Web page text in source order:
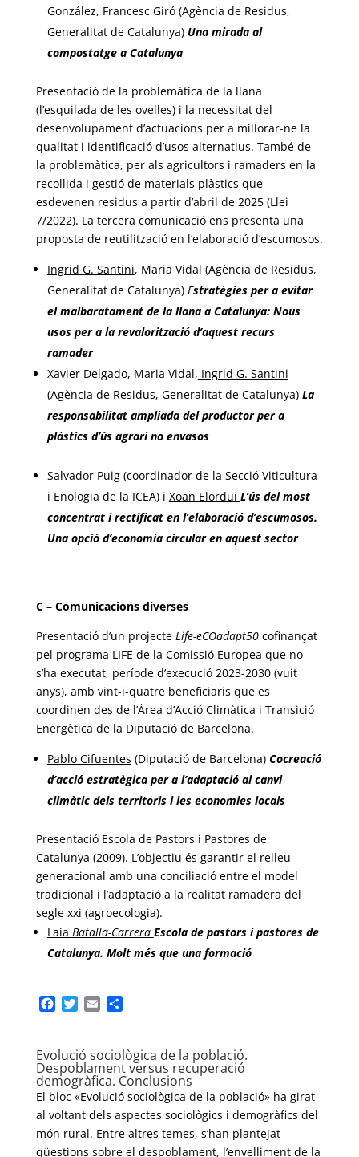
González, Francesc Giró (Agència de Residus,
Generalitat de Catalunya) Una mirada al
compostatge a Catalunya
Presentació de la problemàtica de la llana
(l’esquilada de les ovelles) i la necessitat del
desenvolupament d’actuacions per a millorar-ne la
qualitat i identificació d’usos alternatius. També de
la problemàtica, per als agricultors i ramaders en la
recollida i gestió de materials plàstics que
esdevenen residus a partir d’abril de 2025 (Llei
7/2022). La tercera comunicació ens presenta una
proposta de reutilització en l’elaboració d’escumosos.
Ingrid G. Santini, Maria Vidal (Agència de Residus,
Generalitat de Catalunya) Estratègies per a evitar
el malbaratament de la llana a Catalunya: Nous
usos per a la revalorització d’aquest recurs
ramader
Xavier Delgado, Maria Vidal, Ingrid G. Santini
(Agència de Residus, Generalitat de Catalunya) La
responsabilitat ampliada del productor per a
plàstics d’ús agrari no envasos
Salvador Puig(coordinador de la Secció Viticultura
i Enologia de la ICEA) i Xoan Elordui L’ús del most
concentrat i rectificat en l’elaboració d’escumosos.
Una opció d’economia circular en aquest sector
C – Comunicacions diverses
Presentació d’un projecte Life-eCOadapt50cofinançat
pel programa LIFE de la Comissió Europea que no
s’ha executat, període d’execució 2023-2030 (vuit
anys), amb vint-i-quatre beneficiaris que es
coordinen des de l’Àrea d’Acció Climàtica i Transició
Energètica de la Diputació de Barcelona.
Pablo Cifuentes (Diputació de Barcelona) Cocreació
d’acció estratègica per a l’adaptació al canvi
climàtic dels territoris i les economies locals
Presentació Escola de Pastors i Pastores de
Catalunya (2009). L’objectiu és garantir el relleu
generacional amb una conciliació entre el model
tradicional i l’adaptació a la realitat ramadera del
segle xxi (agroecologia).
Laia Batalla-Carrera Escola de pastors i pastores de
Catalunya. Molt més que una formació
e
b
o
o
k
t
t
e
r
i
l
p
a
r
t
e
i
x
Evolució sociològica de la població.
Despoblament versus recuperació
demogràfica. Conclusions
El bloc «Evolució sociològica de la població» ha girat
al voltant dels aspectes sociològics i demogràfics del
món rural. Entre altres temes, s’han plantejat
qüestions sobre el despoblament, l’envelliment de la